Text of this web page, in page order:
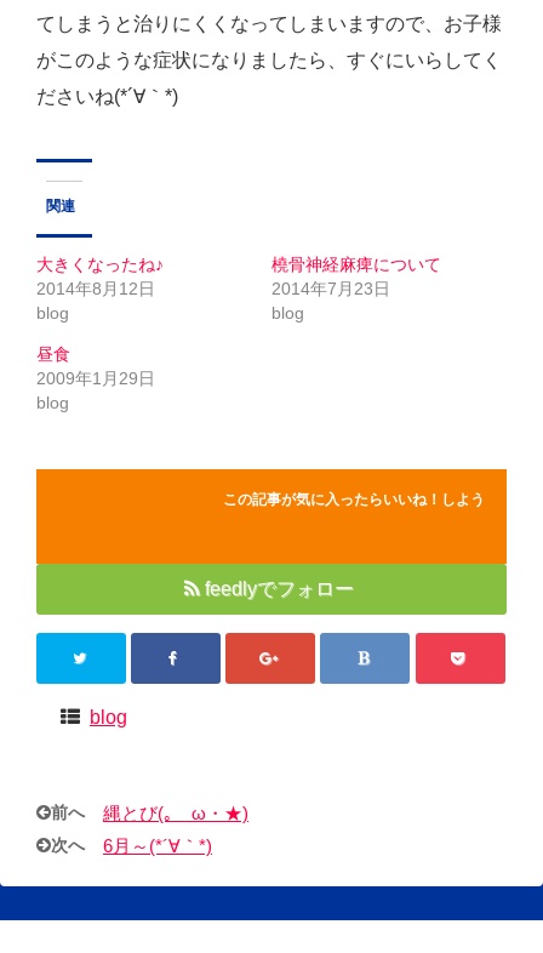
てしまうと治りにくくなってしまいますので、お子様
がこのような症状になりましたら、すぐにいらしてく
ださいね(*´∀｀*)
関連
大きくなったね♪
2014年8月12日
blog
橈骨神経麻痺について
2014年7月23日
blog
昼食
2009年1月29日
blog
この記事が気に入ったらいいね！しよう
feedlyでフォロー
blog
前へ 縄とび(｡ゝω・★)
次へ 6月～(*´∀｀*)